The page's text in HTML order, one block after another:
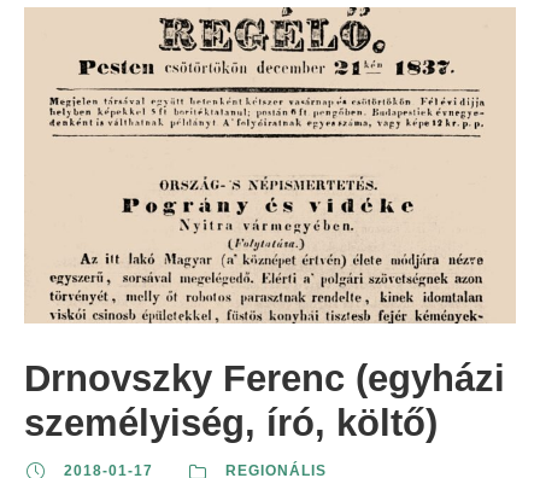
Drnovszky Ferenc (egyházi
személyiség, író, költő)
2018-01-17 REGIONÁLIS